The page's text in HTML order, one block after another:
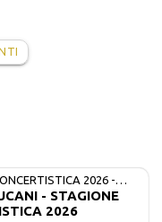
2026 -
LUCANI- STAGIONE
2026